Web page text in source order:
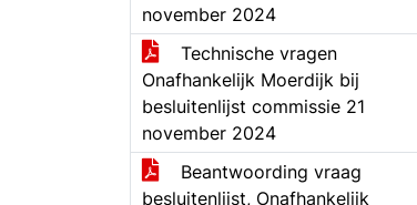
november 2024
Technische vragen
Onafhankelijk Moerdijk bij
besluitenlijst commissie 21
november 2024
Beantwoording vraag
besluitenlijst, Onafhankelijk